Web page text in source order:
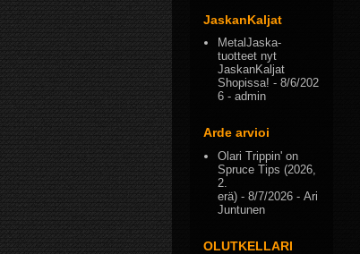
JaskanKaljat
MetalJaska-
tuotteet nyt
JaskanKaljat
Shopissa! - 8/6/202
6 - admin
Arde arvioi
Olari Trippin' on
Spruce Tips (2026,
2.
erä) - 8/7/2026 - Ari
Juntunen
OLUTKELLARI